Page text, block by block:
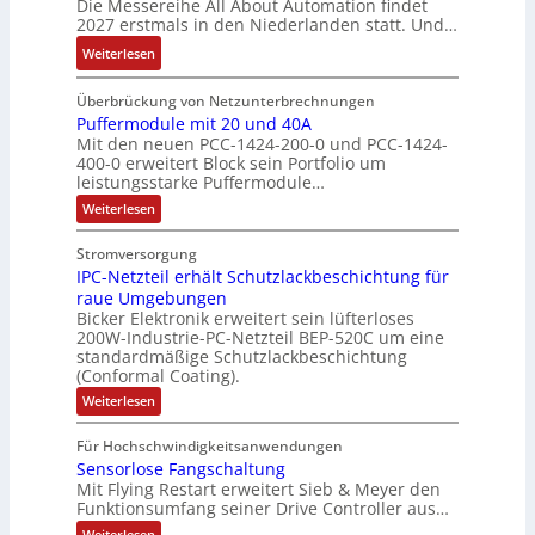
a
u
f
n
a
h
m
e
,
g
p
r
ä
g
t
d
u
r
c
h
d
a
y
s
t
e
m
e
r
e
r
u
m
V
o
r
s
n
d
d
e
s
V
D
M
A
E
l
e
b
n
i
s
s
e
b
e
s
ä
t
i
g
e
n
J
a
h
r
s
d
M
a
r
k
e
t
i
n
g
e
i
t
e
r
b
e
i
S
P
N
t
S
t
r
u
k
t
u
r
s
2
0
3
6
f
e
h
l
e
n
4
,
3
M
i
l
l
i
o
e
n
A
Die Messereihe All About Automation findet
2027 erstmals in den Niederlanden statt. Und…
Weiterlesen:
A
l
l
A
b
o
u
t
A
u
t
o
m
a
t
i
o
e
x
p
Überbrückung von Netzunterbrechnungen
Puffermodule mit 20 und 40A
Mit den neuen PCC-1424-200-0 und PCC-1424-
400-0 erweitert Block sein Portfolio um
leistungsstarke Puffermodule…
Weiterlesen:
P
f
f
r
m
o
d
u
l
e
m
i
2
u
n
Stromversorgung
IPC-Netzteil erhält Schutzlackbeschichtung für
raue Umgebungen
Bicker Elektronik erweitert sein lüfterloses
200W-Industrie-PC-Netzteil BEP-520C um eine
standardmäßige Schutzlackbeschichtung
(Conformal Coating).
Weiterlesen:
I
C
-
N
e
t
Für Hochschwindigkeitsanwendungen
Sensorlose Fangschaltung
Mit Flying Restart erweitert Sieb & Meyer den
Funktionsumfang seiner Drive Controller aus…